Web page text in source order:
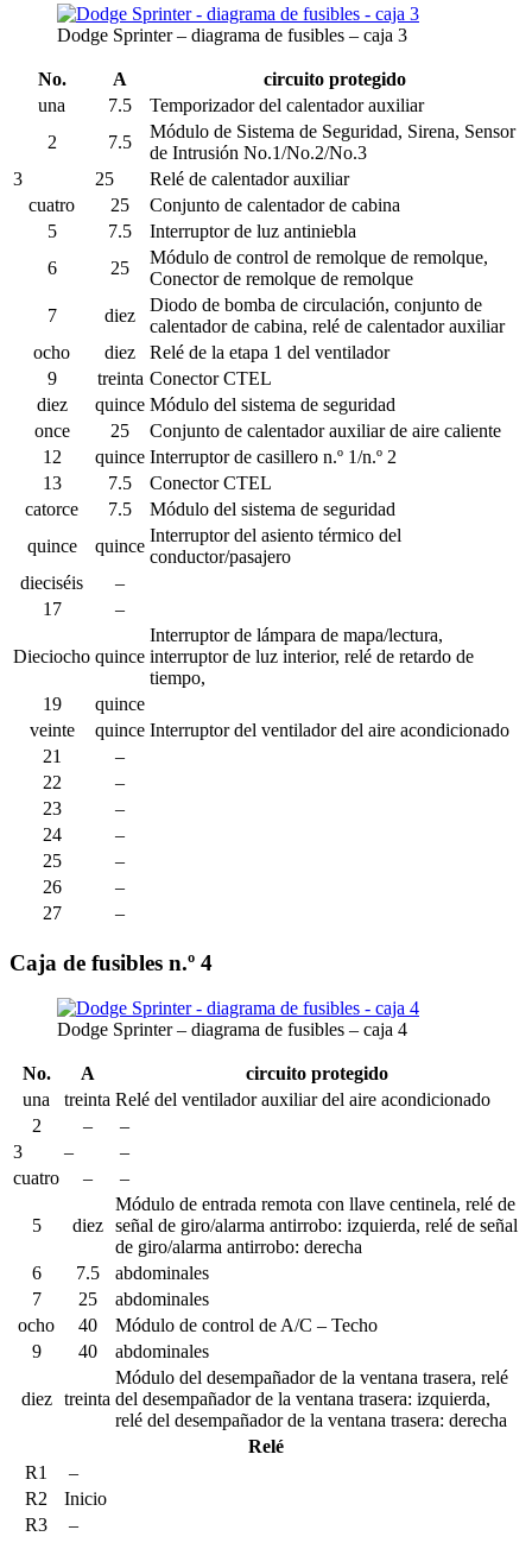
Dodge Sprinter – diagrama de fusibles – caja 3
No. A
circuito protegido
una
7.5
Temporizador del calentador auxiliar
2
7.5
Módulo de Sistema de Seguridad, Sirena, Sensor
de Intrusión No.1/No.2/No.3
3
25
Relé de calentador auxiliar
cuatro
25
Conjunto de calentador de cabina
5
7.5
Interruptor de luz antiniebla
6
25
Módulo de control de remolque de remolque,
Conector de remolque de remolque
7
diez
Diodo de bomba de circulación, conjunto de
calentador de cabina, relé de calentador auxiliar
ocho
diez
Relé de la etapa 1 del ventilador
9
treinta Conector CTEL
diez
quince Módulo del sistema de seguridad
once
25
Conjunto de calentador auxiliar de aire caliente
12
quince Interruptor de casillero n.º 1/n.º 2
13
7.5
Conector CTEL
catorce
7.5
Módulo del sistema de seguridad
quince
quince
Interruptor del asiento térmico del
conductor/pasajero
dieciséis
–
17
–
Dieciocho quince
Interruptor de lámpara de mapa/lectura,
interruptor de luz interior, relé de retardo de
tiempo,
19
quince
veinte
quince Interruptor del ventilador del aire acondicionado
21
–
22
–
23
–
24
–
25
–
26
–
27
–
Caja de fusibles n.º 4
Dodge Sprinter – diagrama de fusibles – caja 4
No. A
circuito protegido
una
treinta Relé del ventilador auxiliar del aire acondicionado
2
–
–
3
–
–
cuatro
– –
5 diez
Módulo de entrada remota con llave centinela, relé de
señal de giro/alarma antirrobo: izquierda, relé de señal
de giro/alarma antirrobo: derecha
6
7.5
abdominales
7
25
abdominales
ocho
40
Módulo de control de A/C – Techo
9
40 abdominales
diez treinta
Módulo del desempañador de la ventana trasera, relé
del desempañador de la ventana trasera: izquierda,
relé del desempañador de la ventana trasera: derecha
Relé
R1
–
R2
Inicio
R3
–